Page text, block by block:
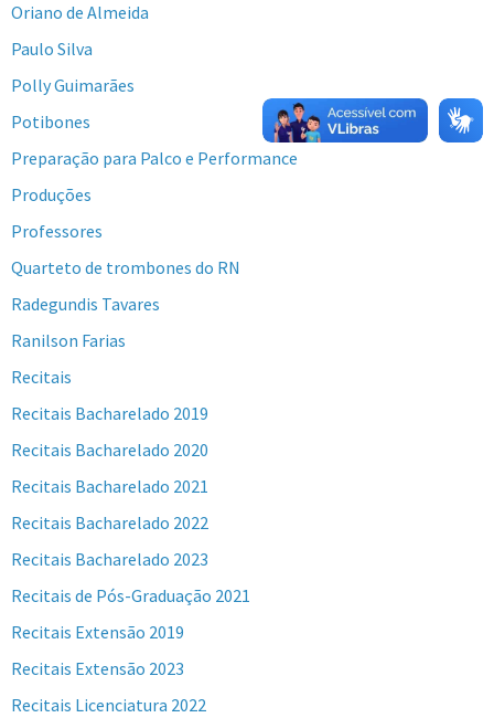
Oriano de Almeida
Paulo Silva
Polly Guimarães
Potibones
Preparação para Palco e Performance
Produções
Professores
Quarteto de trombones do RN
Radegundis Tavares
Ranilson Farias
Recitais
Recitais Bacharelado 2019
Recitais Bacharelado 2020
Recitais Bacharelado 2021
Recitais Bacharelado 2022
Recitais Bacharelado 2023
Recitais de Pós-Graduação 2021
Recitais Extensão 2019
Recitais Extensão 2023
Recitais Licenciatura 2022